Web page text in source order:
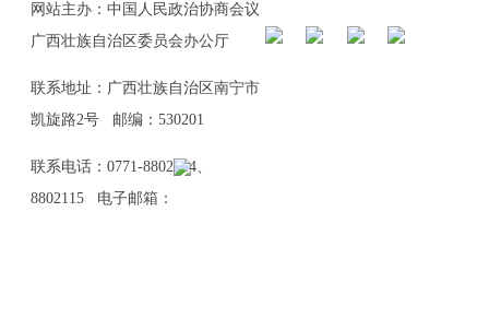
网站主办：中国人民政治协商会议
广西壮族自治区委员会办公厅
联系地址：广西壮族自治区南宁市
凯旋路2号 邮编：530201
联系电话：0771-8802114、
8802115 电子邮箱：